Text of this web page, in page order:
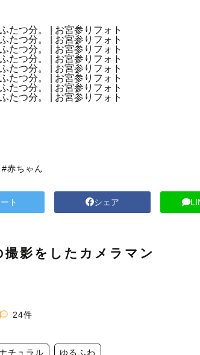
#赤ちゃん
ト シェア
撮影をしたカメラマン
24件
チュラル ゆるふわ